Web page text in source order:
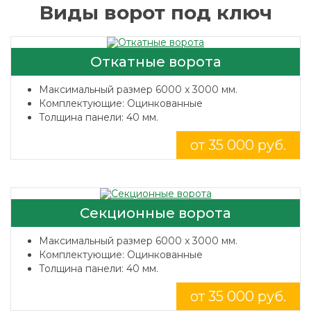
Виды ворот под ключ
Откатные ворота
Максимальный размер 6000 x 3000 мм.
Комплектующие: Оцинкованные
Толщина панели: 40 мм.
от 35 000 руб.
Секционные ворота
Максимальный размер 6000 x 3000 мм.
Комплектующие: Оцинкованные
Толщина панели: 40 мм.
от 35 000 руб.